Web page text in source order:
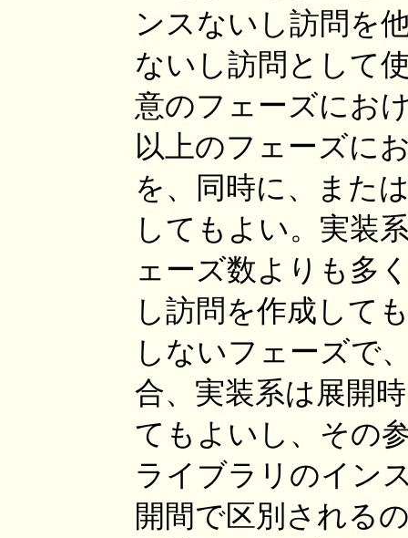
ンスないし訪問を
ないし訪問として
意のフェーズにお
以上のフェーズに
を、同時に、また
してもよい。実装
ェーズ数よりも多
し訪問を作成して
しないフェーズで
合、実装系は展開
てもよいし、その
ライブラリのイン
開間で区別される